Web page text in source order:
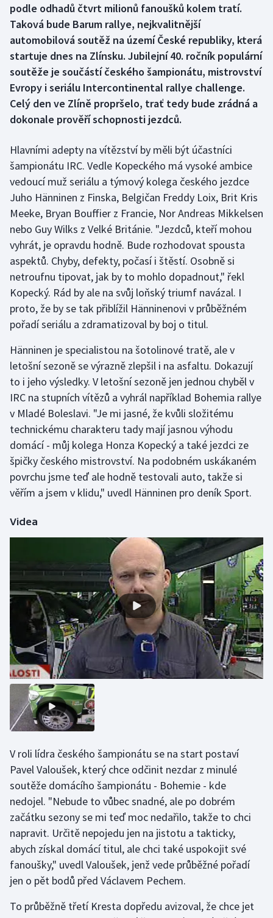
Dostihy
Florbal
Futsal
Golf
Gymnastika
Házená
Jezdectví
Judo
Krasobruslení
Lezení
Lyže a snowboard
Moderní pětiboj
Motorsport
Olympijské hry
Parasport
Plavání
Plážový volejbal
Rychlobruslení
Rychlostní kanoistika
Short track
Sportovní střelba
Stolní tenis
Triatlon
Veslování
Volejbal
Ostatní
podle odhadů čtvrt milionů fanoušků kolem tratí.
Taková bude Barum rallye, nejkvalitnější
automobilová soutěž na území České republiky, která
startuje dnes na Zlínsku. Jubilejní 40. ročník populární
soutěže je součástí českého šampionátu, mistrovství
Evropy i seriálu Intercontinental rallye challenge.
Celý den ve Zlíně propršelo, trať tedy bude zrádná a
dokonale prověří schopnosti jezdců.
Hlavními adepty na vítězství by měli být účastníci
šampionátu IRC. Vedle Kopeckého má vysoké ambice
vedoucí muž seriálu a týmový kolega českého jezdce
Juho Hänninen z Finska, Belgičan Freddy Loix, Brit Kris
Meeke, Bryan Bouffier z Francie, Nor Andreas Mikkelsen
nebo Guy Wilks z Velké Británie. "Jezdců, kteří mohou
vyhrát, je opravdu hodně. Bude rozhodovat spousta
aspektů. Chyby, defekty, počasí i štěstí. Osobně si
netroufnu tipovat, jak by to mohlo dopadnout," řekl
Kopecký. Rád by ale na svůj loňský triumf navázal. I
proto, že by se tak přiblížil Hänninenovi v průběžném
pořadí seriálu a zdramatizoval by boj o titul.
Hänninen je specialistou na šotolinové tratě, ale v
letošní sezoně se výrazně zlepšil i na asfaltu. Dokazují
to i jeho výsledky. V letošní sezoně jen jednou chyběl v
IRC na stupních vítězů a vyhrál například Bohemia rallye
v Mladé Boleslavi. "Je mi jasné, že kvůli složitému
technickému charakteru tady mají jasnou výhodu
domácí - můj kolega Honza Kopecký a také jezdci ze
špičky českého mistrovství. Na podobném uskákaném
povrchu jsme teď ale hodně testovali auto, takže si
věřím a jsem v klidu," uvedl Hänninen pro deník Sport.
Videa
V roli lídra českého šampionátu se na start postaví
Pavel Valoušek, který chce odčinit nezdar z minulé
soutěže domácího šampionátu - Bohemie - kde
nedojel. "Nebude to vůbec snadné, ale po dobrém
začátku sezony se mi teď moc nedařilo, takže to chci
napravit. Určitě nepojedu jen na jistotu a takticky,
abych získal domácí titul, ale chci také uspokojit své
fanoušky," uvedl Valoušek, jenž vede průběžné pořadí
jen o pět bodů před Václavem Pechem.
To průběžně třetí Kresta dopředu avizoval, že chce jet